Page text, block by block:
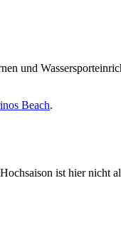
und
Beach.
ist hier nicht